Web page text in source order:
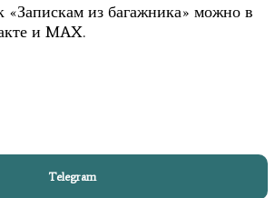
«Запискам из багажника» можно в
и MAX.
Telegram